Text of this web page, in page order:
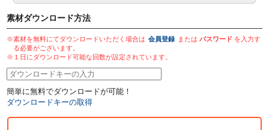
素材ダウンロード方法
※素材を無料にてダウンロードいただく場合は 会員登録 またはパスワード を入力す
る必要がございます。
※１日にダウンロード可能な回数が設定されています。
簡単に無料でダウンロードが可能！
ダウンロードキーの取得